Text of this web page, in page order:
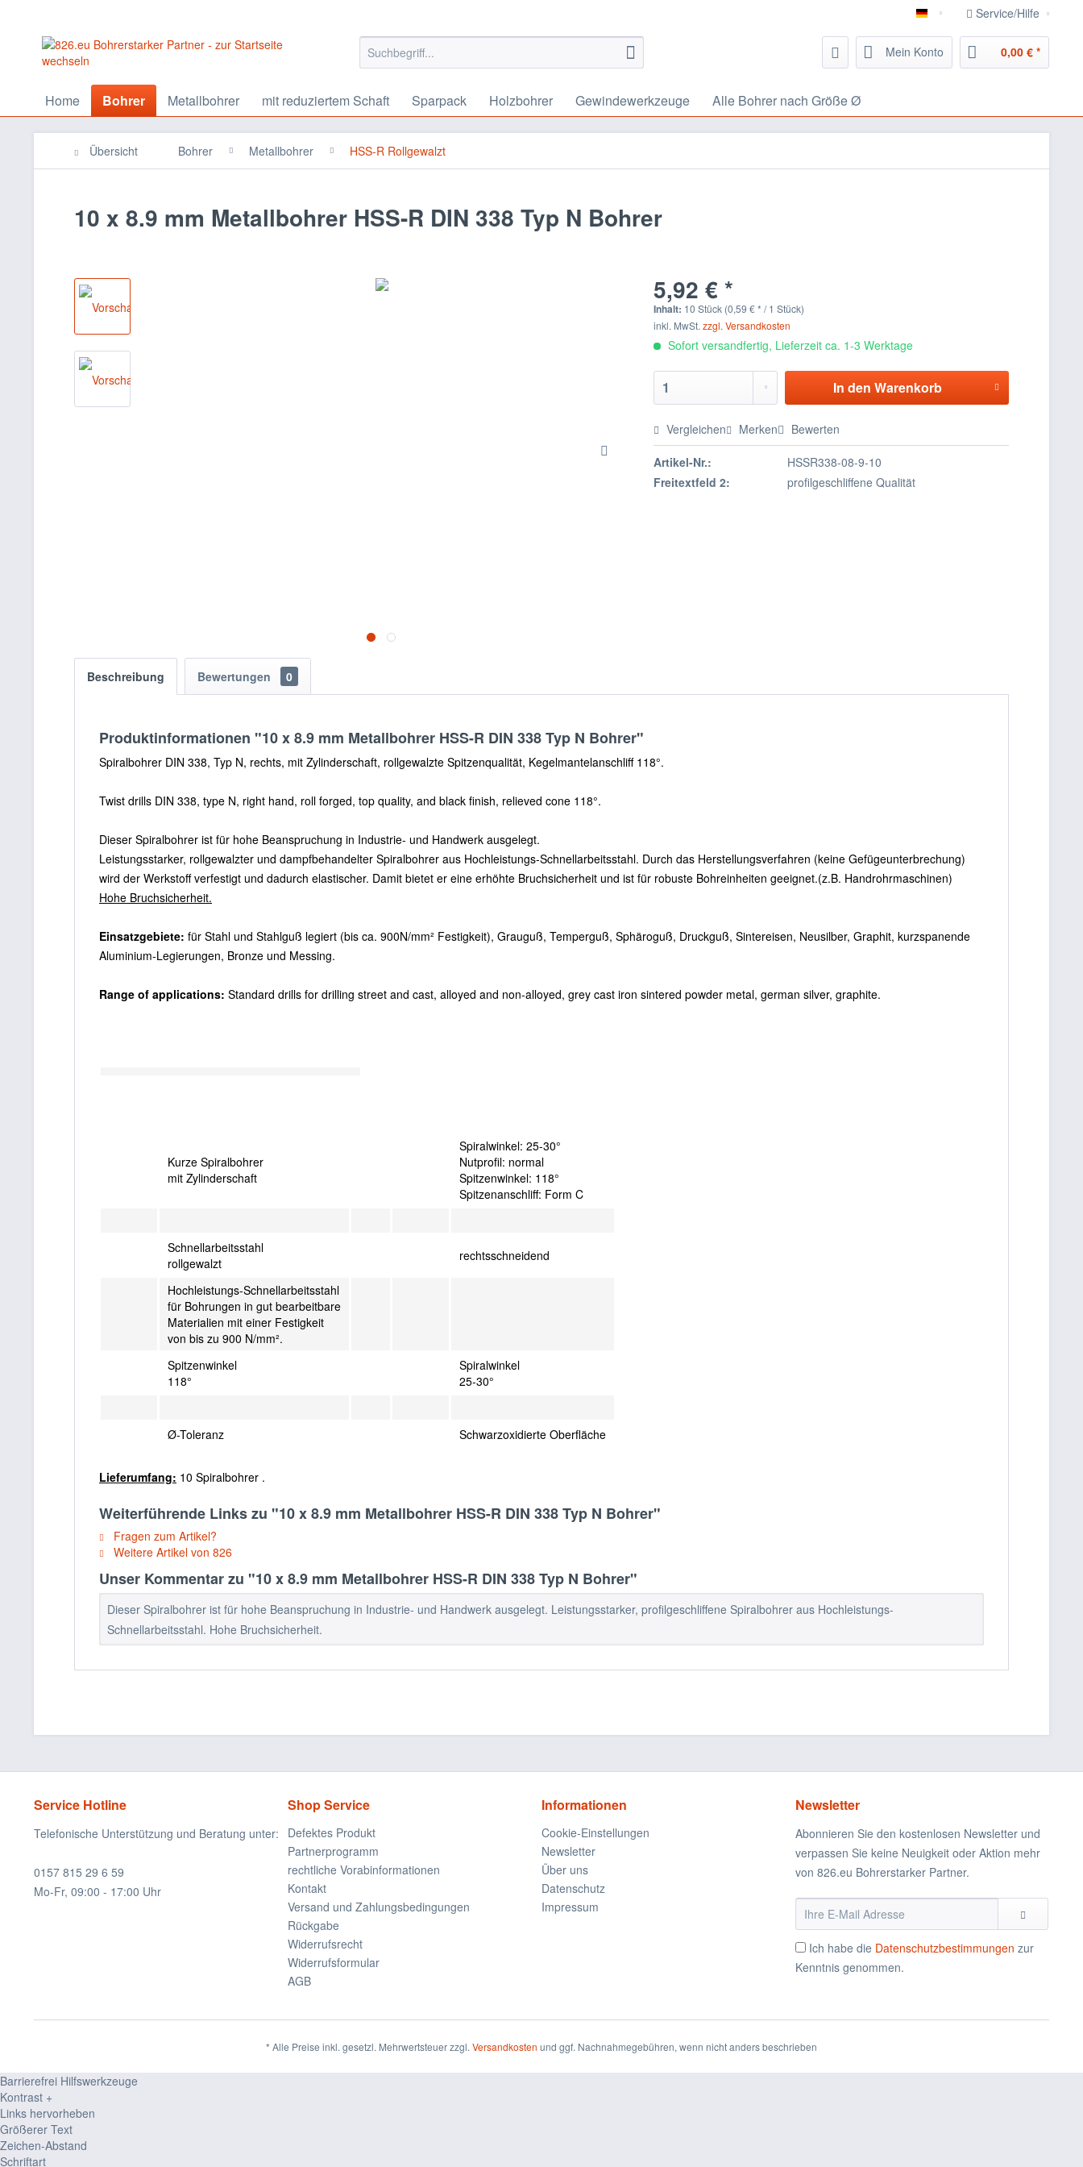
826.eu Handwerker Portal
Service/Hilfe
Mein Konto 0,00 € *
Home Bohrer Metallbohrer mit reduziertem Schaft Sparpack Holzbohrer Gewindewerkzeuge Alle Bohrer nach Größe Ø
Übersicht Bohrer Metallbohrer HSS-R Rollgewalzt
10 x 8.9 mm Metallbohrer HSS-R DIN 338 Typ N Bohrer
5,92 € *
Inhalt: 10 Stück (0,59 € * / 1 Stück)
inkl. MwSt.zzgl. Versandkosten
Sofort versandfertig, Lieferzeit ca. 1-3 Werktage
In den Warenkorb
Vergleichen Merken Bewerten
Artikel-Nr.:
HSSR338-08-9-10
Freitextfeld 2:
profilgeschliffene Qualität
Beschreibung Bewertungen 0
Produktinformationen "10 x 8.9 mm Metallbohrer HSS-R DIN 338 Typ N Bohrer"
Spiralbohrer DIN 338, Typ N, rechts, mit Zylinderschaft, rollgewalzte Spitzenqualität, Kegelmantelanschliff 118°.
Twist drills DIN 338, type N, right hand, roll forged, top quality, and black finish, relieved cone 118°.
Dieser Spiralbohrer ist für hohe Beanspruchung in Industrie- und Handwerk ausgelegt.
Leistungsstarker, rollgewalzter und dampfbehandelter Spiralbohrer aus Hochleistungs-Schnellarbeitsstahl. Durch das Herstellungsverfahren (keine Gefügeunterbrechung)
wird der Werkstoff verfestigt und dadurch elastischer. Damit bietet er eine erhöhte Bruchsicherheit und ist für robuste Bohreinheiten geeignet.(z.B. Handrohrmaschinen)
Hohe Bruchsicherheit.
Einsatzgebiete: für Stahl und Stahlguß legiert (bis ca. 900N/mm² Festigkeit), Grauguß, Temperguß, Sphäroguß, Druckguß, Sintereisen, Neusilber, Graphit, kurzspanende
Aluminium-Legierungen, Bronze und Messing.
Range of applications: Standard drills for drilling street and cast, alloyed and non-alloyed, grey cast iron sintered powder metal, german silver, graphite.
Kurze Spiralbohrer
mit Zylinderschaft
Spiralwinkel: 25-30°
Nutprofil: normal
Spitzenwinkel: 118°
Spitzenanschliff: Form C
Schnellarbeitsstahl
rollgewalzt
rechtsschneidend
Hochleistungs-Schnellarbeitsstahl
für Bohrungen in gut bearbeitbare
Materialien mit einer Festigkeit
von bis zu 900 N/mm².
Spitzenwinkel
118°
Spiralwinkel
25-30°
Ø-Toleranz Schwarzoxidierte Oberfläche
Lieferumfang: 10 Spiralbohrer .
Weiterführende Links zu "10 x 8.9 mm Metallbohrer HSS-R DIN 338 Typ N Bohrer"
Fragen zum Artikel?
Weitere Artikel von 826
Unser Kommentar zu "10 x 8.9 mm Metallbohrer HSS-R DIN 338 Typ N Bohrer"
Dieser Spiralbohrer ist für hohe Beanspruchung in Industrie- und Handwerk ausgelegt. Leistungsstarker, profilgeschliffene Spiralbohrer aus Hochleistungs-
Schnellarbeitsstahl. Hohe Bruchsicherheit.
Service Hotline
Telefonische Unterstützung und Beratung unter:
0157 815 29 6 59
Mo-Fr, 09:00 - 17:00 Uhr
Shop Service
Defektes Produkt
Partnerprogramm
rechtliche Vorabinformationen
Kontakt
Versand und Zahlungsbedingungen
Rückgabe
Widerrufsrecht
Widerrufsformular
AGB
Informationen
Cookie-Einstellungen
Newsletter
Über uns
Datenschutz
Impressum
Newsletter
Abonnieren Sie den kostenlosen Newsletter und
verpassen Sie keine Neuigkeit oder Aktion mehr
von 826.eu Bohrerstarker Partner.
Ich habe die Datenschutzbestimmungen zur
Kenntnis genommen.
* Alle Preise inkl. gesetzl. Mehrwertsteuer zzgl. Versandkosten und ggf. Nachnahmegebühren, wenn nicht anders beschrieben
Barrierefrei Hilfswerkzeuge
Kontrast +
Links hervorheben
Größerer Text
Zeichen-Abstand
Schriftart